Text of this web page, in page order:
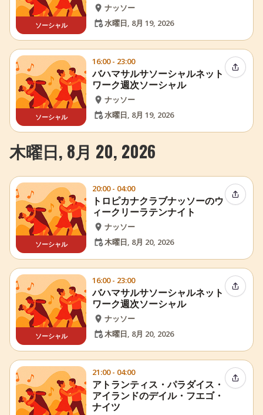
ソーシャル
ナッソー
水曜日, 8月 19, 2026
ソーシャル
16:00 - 23:00
バハマサルサソーシャルネット
ワーク週次ソーシャル
ナッソー
水曜日, 8月 19, 2026
イベン
木曜日, 8月 20, 2026
ソーシャル
20:00 - 04:00
トロピカナクラブナッソーのウ
ィークリーラテンナイト
ナッソー
木曜日, 8月 20, 2026
イベン
ソーシャル
16:00 - 23:00
バハマサルサソーシャルネット
ワーク週次ソーシャル
ナッソー
木曜日, 8月 20, 2026
イベン
21:00 - 04:00
アトランティス・パラダイス・
アイランドのデイル・フエゴ・
ナイツ
イベン